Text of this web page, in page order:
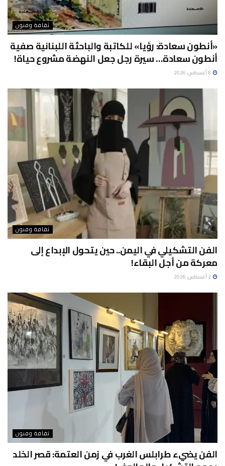
ثقافة وفنون
«أنطون سعادة: رؤيا» للكاتبة والباحثة اللبنانية صفية
أنطون سعادة… سيرة رجل جعل النهضة مشروع حياة!
ثقافة وفنون
الفن التشكيلي في اليمن.. حين يتحول الإبداع إلى
معركة من أجل البقاء!
ثقافة وفنون
الفن يضيء طرابلس الغرب في زمن العتمة: قصر الخلد